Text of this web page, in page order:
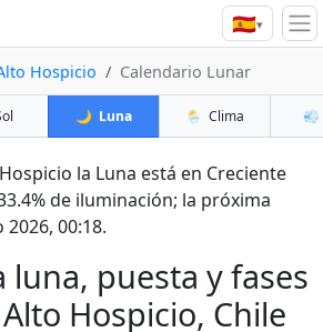
🇪🇸▾
Hospicio Calendario Lunar
🌙 Luna 🌦️ Clima 💨
luna, puesta y fases
Hospicio, Chile
la Luna está en Creciente
de iluminación; la próxima
00:18.